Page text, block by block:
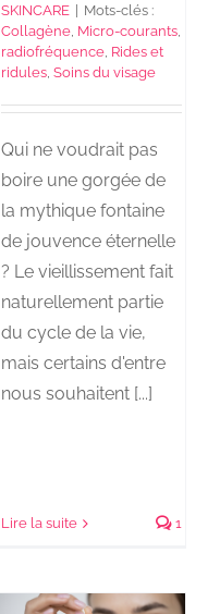
SKINCARE
Mots-clés :
Collagène Micro-courants
radiofréquence Rides et
ridules ,Soins du visage
Qui ne voudrait pas
boire une gorgée de
la mythique fontaine
de jouvence éternelle
? Le vieillissement fait
naturellement partie
du cycle de la vie,
mais certains d'entre
nous souhaitent [...]
Lire la suite 1